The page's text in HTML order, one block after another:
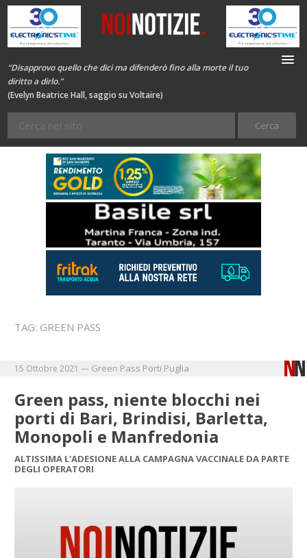
“Disapprovo quello che dici ma difenderò fino alla morte il tuo
diritto a dirlo.”
(Evelyn Beatrice Hall, saggio su Voltaire)
TAG: GREEN PASS
15 Ottobre 2021 — Green Pass Porti Puglia
Green pass, niente blocchi nei
porti di Bari, Brindisi, Barletta,
Monopoli e Manfredonia
ALTISSIMA L'ADESIONE ALLA CAMPAGNA VACCINALE DA PARTE
DEGLI OPERATORI